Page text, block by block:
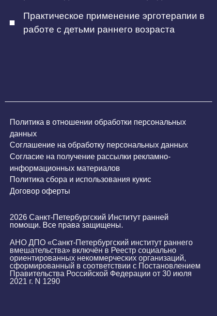
Практическое применение эрготерапии в
работе с детьми раннего возраста
Политика в отношении обработки персональных
данных
Соглашение на обработку персональных данных
Согласие на получение рассылки рекламно-
информационных материалов
Политика сбора и использования кукис
Договор оферты
2026 Санкт-Петербургский Институт ранней
помощи. Все права защищены.
АНО ДПО «Санкт-Петербургский институт раннего
вмешательства» включён в Реестр социально
ориентированных некоммерческих организаций,
сформированный в соответствии с Постановлением
Правительства Российской Федерации от 30 июля
2021 г. N 1290